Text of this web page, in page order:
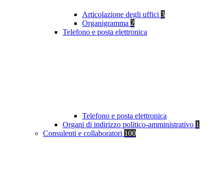
Articolazione degli uffici 3
Organigramma 2
Telefono e posta elettronica
Telefono e posta elettronica
Organi di indirizzo politico-amministrativo 1
Consulenti e collaboratori 100